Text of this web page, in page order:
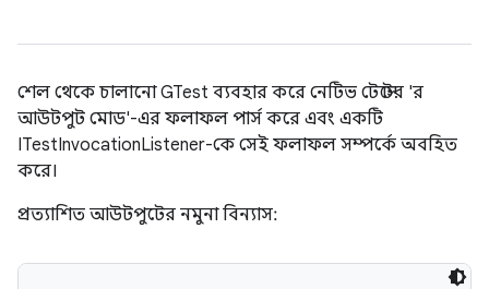
শেল থেকে চালানো GTest ব্যবহার করে নেটিভ টেস্টের 'র
আউটপুট মোড'-এর ফলাফল পার্স করে এবং একটি
ITestInvocationListener-কে সেই ফলাফল সম্পর্কে অবহিত
করে।
প্রত্যাশিত আউটপুটের নমুনা বিন্যাস: